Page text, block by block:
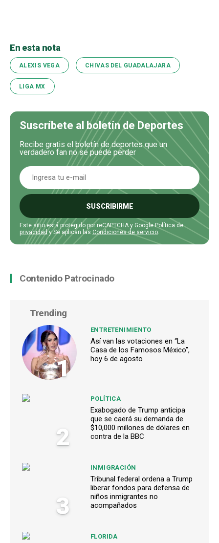
En esta nota
ALEXIS VEGA CHIVAS DEL GUADALAJARA
LIGA MX
Suscríbete al boletín de Deportes
Recibe gratis el boletín de deportes que un
verdadero fan no se puede perder
SUSCRIBIRME
Este sitio está protegido por reCAPTCHA y GooglePolítica de
privacidady Se aplican las Condiciones de servicio.
Contenido Patrocinado
Trending
1
ENTRETENIMIENTO
Así van las votaciones en “La
Casa de los Famosos México”,
hoy 6 de agosto
2
POLÍTICA
Exabogado de Trump anticipa
que se caerá su demanda de
$10,000 millones de dólares en
contra de la BBC
3
INMIGRACIÓN
Tribunal federal ordena a Trump
liberar fondos para defensa de
niños inmigrantes no
acompañados
FLORIDA